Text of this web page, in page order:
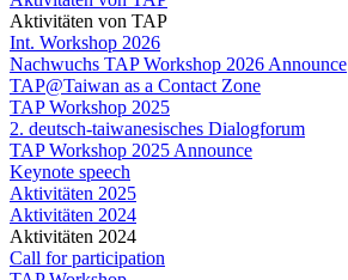
Aktivitäten von TAP
Int. Workshop 2026
Nachwuchs TAP Workshop 2026 Announce
TAP@Taiwan as a Contact Zone
TAP Workshop 2025
2. deutsch-taiwanesisches Dialogforum
TAP Workshop 2025 Announce
Keynote speech
Aktivitäten 2025
Aktivitäten 2024
Aktivitäten 2024
Call for participation